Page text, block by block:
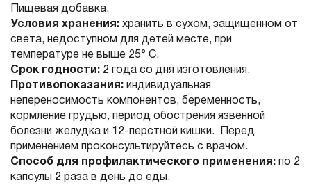
Пищевая добавка.
Условия хранения: хранить в сухом, защищенном от
света, недоступном для детей месте, при
температуре не выше 25° С.
Срок годности: 2 года со дня изготовления.
Противопоказания: индивидуальная
непереносимость компонентов, беременность,
кормление грудью, период обострения язвенной
болезни желудка и 12-перстной кишки. Перед
применением проконсультируйтесь с врачом.
Способ для профилактического применения: по 2
капсулы 2 раза в день до еды.